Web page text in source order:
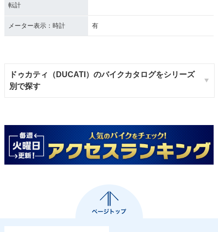
転計
メーター表示：時計 有
ドゥカティ（DUCATI）のバイクカタログをシリーズ
別で探す